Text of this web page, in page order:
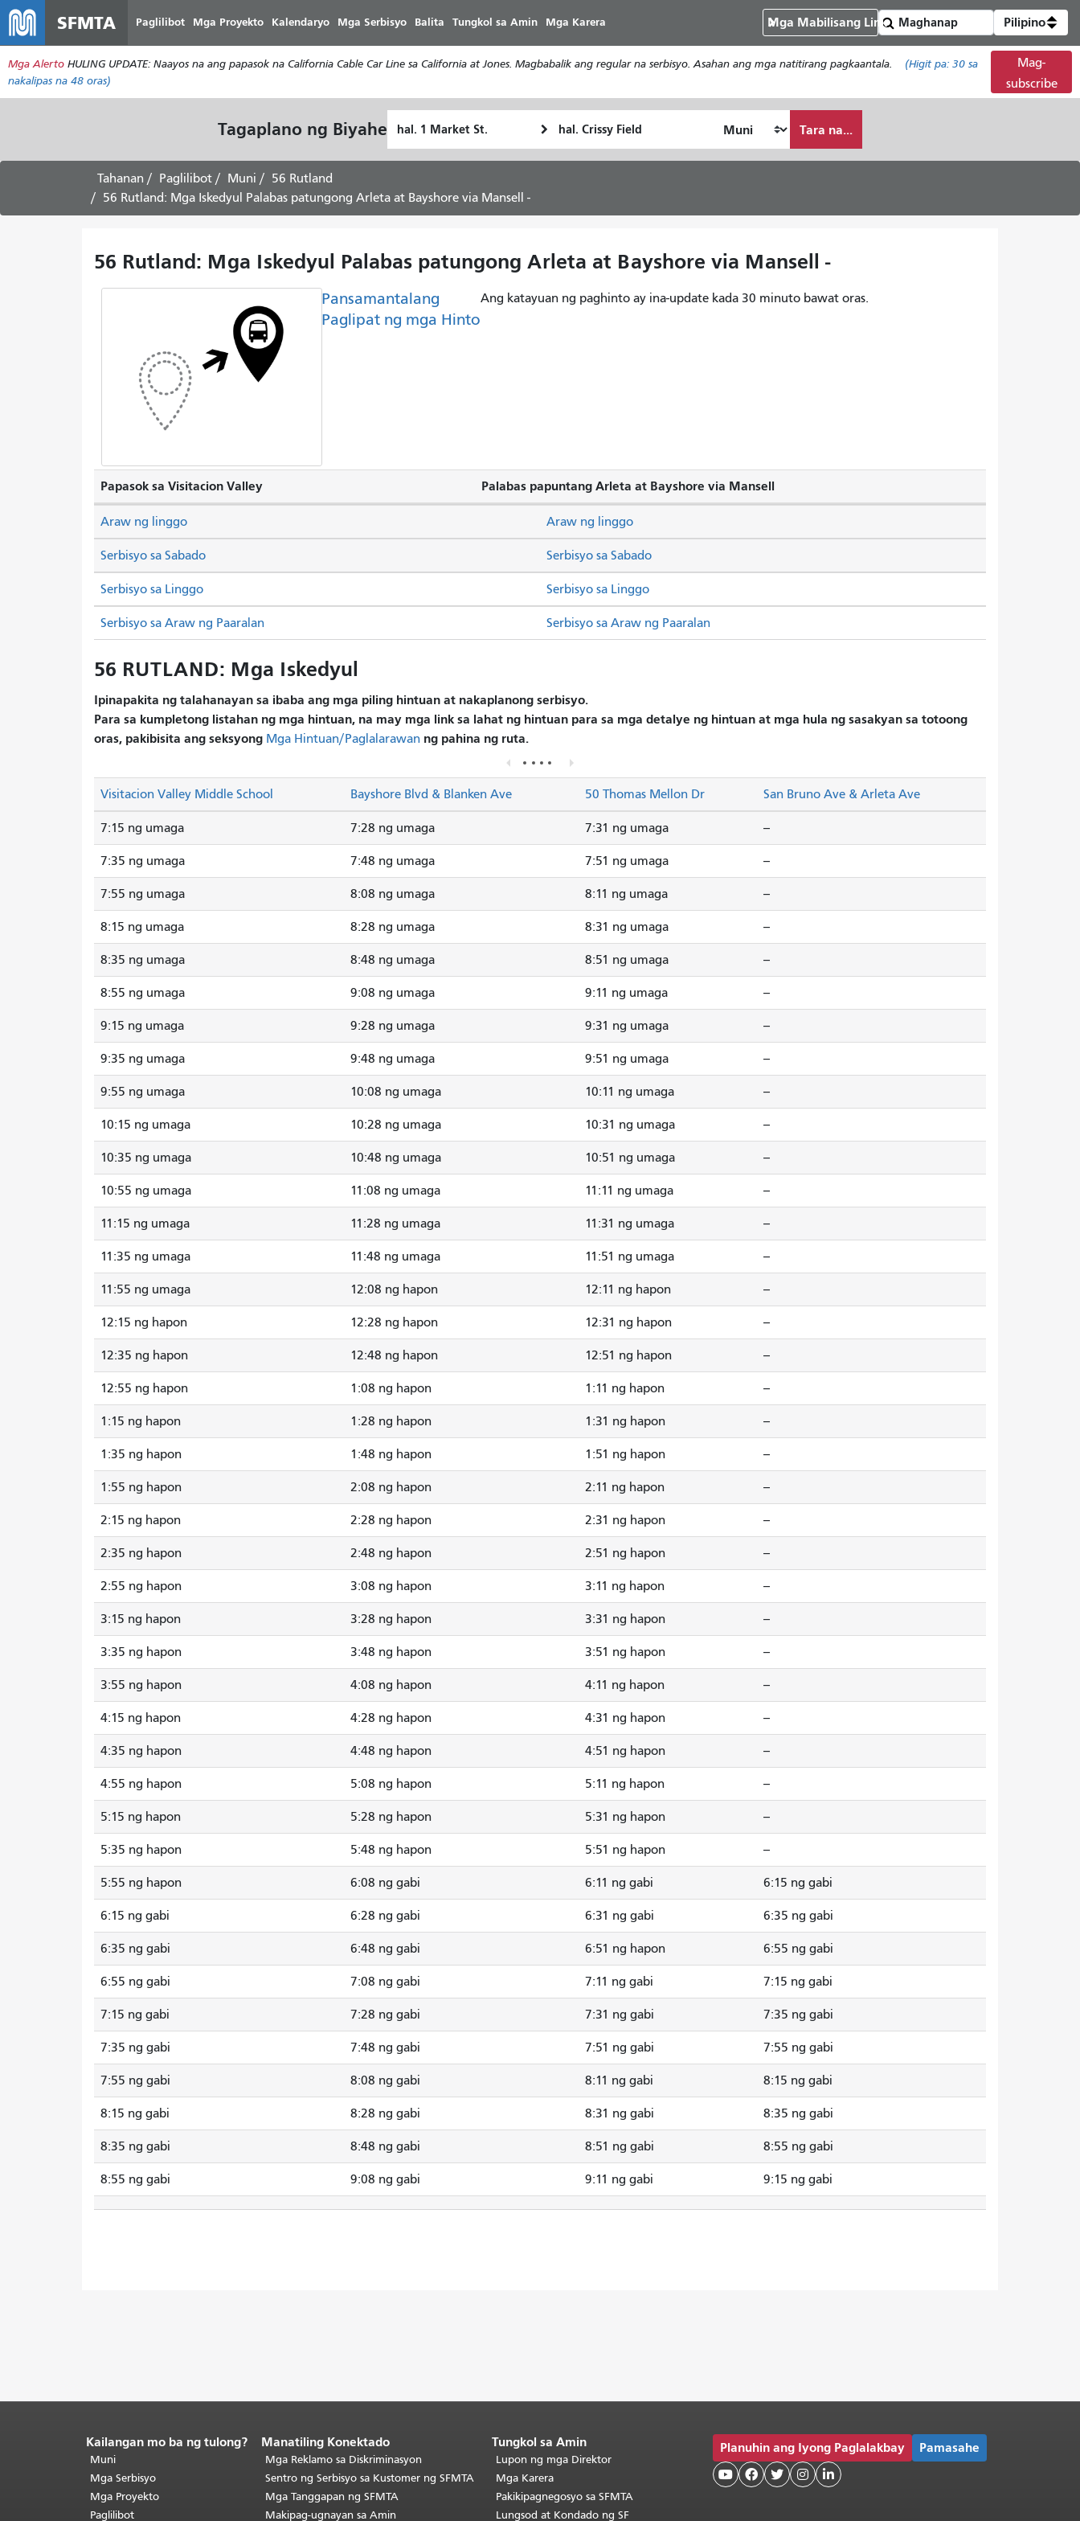
ang
pangunahing
nilalaman
SFMTA Paglilibot Mga Proyekto Kalendaryo Mga Serbisyo Balita Tungkol sa Amin Mga Karera Mga Mabilisang Link Pilipino
Mga Alerto HULING UPDATE: Naayos na ang papasok na California Cable Car Line sa California at Jones. Magbabalik ang regular na serbisyo. Asahan ang mga natitirang pagkaantala. (Higit pa: 30 sa
nakalipas na 48 oras)
Mag-
subscribe
Tagaplano ng Biyahe
Pagtatapos
ko
Tara na...
Tahanan Paglilibot Muni
56 Rutland
56 Rutland: Mga Iskedyul Palabas patungong Arleta at Bayshore via Mansell -
56 Rutland: Mga Iskedyul Palabas patungong Arleta at Bayshore via Mansell -
Pansamantalang
Paglipat ng mga Hinto
Ang katayuan ng paghinto ay ina-update kada 30 minuto bawat oras.
Papasok sa Visitacion Valley Palabas papuntang Arleta at Bayshore via Mansell
Serbisyo sa Sabado Serbisyo sa Sabado
Serbisyo sa Linggo Serbisyo sa Linggo
Araw ng linggo Araw ng linggo
Serbisyo sa Araw ng Paaralan Serbisyo sa Araw ng Paaralan
56 RUTLAND: Mga Iskedyul
Ipinapakita ng talahanayan sa ibaba ang mga piling hintuan at nakaplanong serbisyo.
Para sa kumpletong listahan ng mga hintuan, na may mga link sa lahat ng hintuan para sa mga detalye ng hintuan at mga hula ng sasakyan sa totoong
oras, pakibisita ang seksyong Mga Hintuan/Paglalarawan ng pahina ng ruta.
Visitacion Valley Middle School Bayshore Blvd & Blanken Ave 50 Thomas Mellon Dr San Bruno Ave & Arleta Ave
7:15 ng umaga 7:28 ng umaga 7:31 ng umaga --
7:35 ng umaga 7:48 ng umaga 7:51 ng umaga --
7:55 ng umaga 8:08 ng umaga 8:11 ng umaga --
8:15 ng umaga 8:28 ng umaga 8:31 ng umaga --
8:35 ng umaga 8:48 ng umaga 8:51 ng umaga --
8:55 ng umaga 9:08 ng umaga 9:11 ng umaga --
9:15 ng umaga 9:28 ng umaga 9:31 ng umaga --
9:35 ng umaga 9:48 ng umaga 9:51 ng umaga --
9:55 ng umaga 10:08 ng umaga 10:11 ng umaga --
10:15 ng umaga 10:28 ng umaga 10:31 ng umaga --
10:35 ng umaga 10:48 ng umaga 10:51 ng umaga --
10:55 ng umaga 11:08 ng umaga 11:11 ng umaga --
11:15 ng umaga 11:28 ng umaga 11:31 ng umaga --
11:35 ng umaga 11:48 ng umaga 11:51 ng umaga --
11:55 ng umaga 12:08 ng hapon 12:11 ng hapon --
12:15 ng hapon 12:28 ng hapon 12:31 ng hapon --
12:35 ng hapon 12:48 ng hapon 12:51 ng hapon --
12:55 ng hapon 1:08 ng hapon 1:11 ng hapon --
1:15 ng hapon 1:28 ng hapon 1:31 ng hapon --
1:35 ng hapon 1:48 ng hapon 1:51 ng hapon --
1:55 ng hapon 2:08 ng hapon 2:11 ng hapon --
2:15 ng hapon 2:28 ng hapon 2:31 ng hapon --
2:35 ng hapon 2:48 ng hapon 2:51 ng hapon --
2:55 ng hapon 3:08 ng hapon 3:11 ng hapon --
3:15 ng hapon 3:28 ng hapon 3:31 ng hapon --
3:35 ng hapon 3:48 ng hapon 3:51 ng hapon --
3:55 ng hapon 4:08 ng hapon 4:11 ng hapon --
4:15 ng hapon 4:28 ng hapon 4:31 ng hapon --
4:35 ng hapon 4:48 ng hapon 4:51 ng hapon --
4:55 ng hapon 5:08 ng hapon 5:11 ng hapon --
5:15 ng hapon 5:28 ng hapon 5:31 ng hapon --
5:35 ng hapon 5:48 ng hapon 5:51 ng hapon --
5:55 ng hapon 6:08 ng gabi 6:11 ng gabi 6:15 ng gabi
6:15 ng gabi 6:28 ng gabi 6:31 ng gabi 6:35 ng gabi
6:35 ng gabi 6:48 ng gabi 6:51 ng hapon 6:55 ng gabi
6:55 ng gabi 7:08 ng gabi 7:11 ng gabi 7:15 ng gabi
7:15 ng gabi 7:28 ng gabi 7:31 ng gabi 7:35 ng gabi
7:35 ng gabi 7:48 ng gabi 7:51 ng gabi 7:55 ng gabi
7:55 ng gabi 8:08 ng gabi 8:11 ng gabi 8:15 ng gabi
8:15 ng gabi 8:28 ng gabi 8:31 ng gabi 8:35 ng gabi
8:35 ng gabi 8:48 ng gabi 8:51 ng gabi 8:55 ng gabi
8:55 ng gabi 9:08 ng gabi 9:11 ng gabi 9:15 ng gabi
Katapusan
ng
nilalaman
ng
pahina.Ang
Kailangan mo ba ng tulong?
Muni
Mga Serbisyo
Mga Proyekto
Paglilibot
Manatiling Konektado
Mga Reklamo sa Diskriminasyon
Sentro ng Serbisyo sa Kustomer ng SFMTA
Mga Tanggapan ng SFMTA
Makipag-ugnayan sa Amin
Tungkol sa Amin
Lupon ng mga Direktor
Mga Karera
Pakikipagnegosyo sa SFMTA
Lungsod at Kondado ng SF
Planuhin ang Iyong Paglalakbay Pamasahe
    